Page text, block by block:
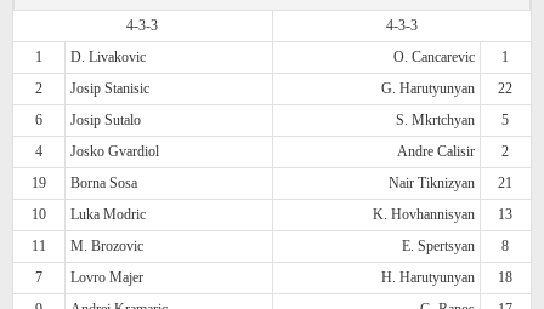
4-3-3
4-3-3
1
D. Livakovic O. Cancarevic
1
2
Josip Stanisic G. Harutyunyan
22
6
Josip Sutalo S. Mkrtchyan
5
4
Josko Gvardiol Andre Calisir
2
19
Borna Sosa Nair Tiknizyan
21
10
Luka Modric K. Hovhannisyan
13
11
M. Brozovic E. Spertsyan
8
7
Lovro Majer H. Harutyunyan
18